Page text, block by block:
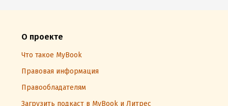
О проекте
Что такое MyBook
Правовая информация
Правообладателям
Загрузить подкаст в MyBook и Литрес